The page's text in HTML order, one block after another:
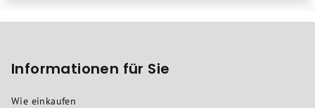
ßInformationen für Sie
Wie einkaufen